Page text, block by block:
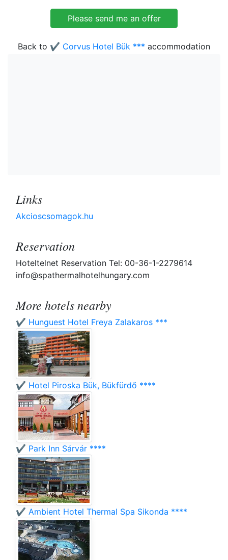
Back to ✔️ Corvus Hotel Bük *** accommodation
Links
Akcioscsomagok.hu
Reservation
Hoteltelnet Reservation Tel: 00-36-1-2279614
info@spathermalhotelhungary.com
More hotels nearby
✔️ Hunguest Hotel Freya Zalakaros ***
✔️ Hotel Piroska Bük, Bükfürdő ****
✔️ Park Inn Sárvár ****
✔️ Ambient Hotel Thermal Spa Sikonda ****